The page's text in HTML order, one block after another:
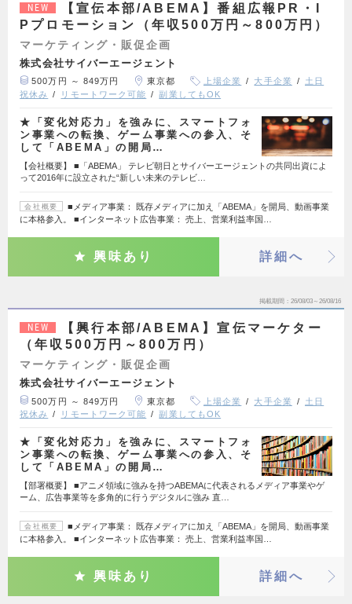
NEW
【宣伝本部/ABEMA】番組広報PR・I
Pプロモーション（年収500万円～800万円）
マーケティング・販促企画
株式会社サイバーエージェント
500万円 ～ 849万円 東京都 上場企業 大手企業
土日
祝休み
リモートワーク可能 副業してもOK
★「変化対応力」を強みに、スマートフォ
ン事業への転換、ゲーム事業への参入、そ
して「ABEMA」の開局…
【会社概要】 ■「ABEMA」 テレビ朝日とサイバーエージェントの共同出資によ
って2016年に設立された“新しい未来のテレビ…
会社概要
■メディア事業： 既存メディアに加え「ABEMA」を開局、動画事業
に本格参入。 ■インターネット広告事業： 売上、営業利益率国…
興味あり 詳細へ
掲載期間 26/08/03～26/08/16
NEW
【興行本部/ABEMA】宣伝マーケター
（年収500万円～800万円）
マーケティング・販促企画
株式会社サイバーエージェント
500万円 ～ 849万円 東京都 上場企業 大手企業
土日
祝休み
リモートワーク可能 副業してもOK
★「変化対応力」を強みに、スマートフォ
ン事業への転換、ゲーム事業への参入、そ
して「ABEMA」の開局…
【部署概要】 ■アニメ領域に強みを持つABEMAに代表されるメディア事業やゲ
ーム、広告事業等を多角的に行うデジタルに強み 直…
会社概要
■メディア事業： 既存メディアに加え「ABEMA」を開局、動画事業
に本格参入。 ■インターネット広告事業： 売上、営業利益率国…
興味あり 詳細へ